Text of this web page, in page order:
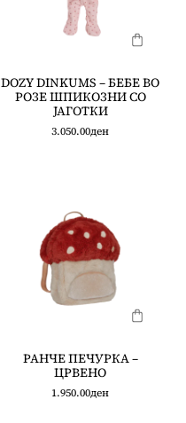
DOZY DINKUMS – БЕБЕ ВО
РОЗЕ ШПИКОЗНИ СО
ЈАГОТКИ
3.050.00ден
РАНЧЕ ПЕЧУРКА –
ЦРВЕНО
1.950.00ден